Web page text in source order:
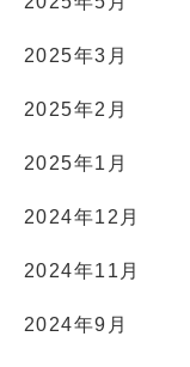
2025年3月
2025年2月
2025年1月
2024年12月
2024年11月
2024年9月